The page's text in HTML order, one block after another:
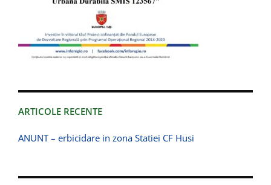
ARTICOLE RECENTE
ANUNT – erbicidare in zona Statiei CF Husi